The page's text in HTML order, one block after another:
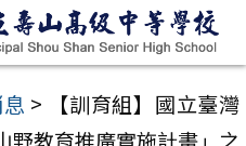
>
【訓育組】國立臺灣